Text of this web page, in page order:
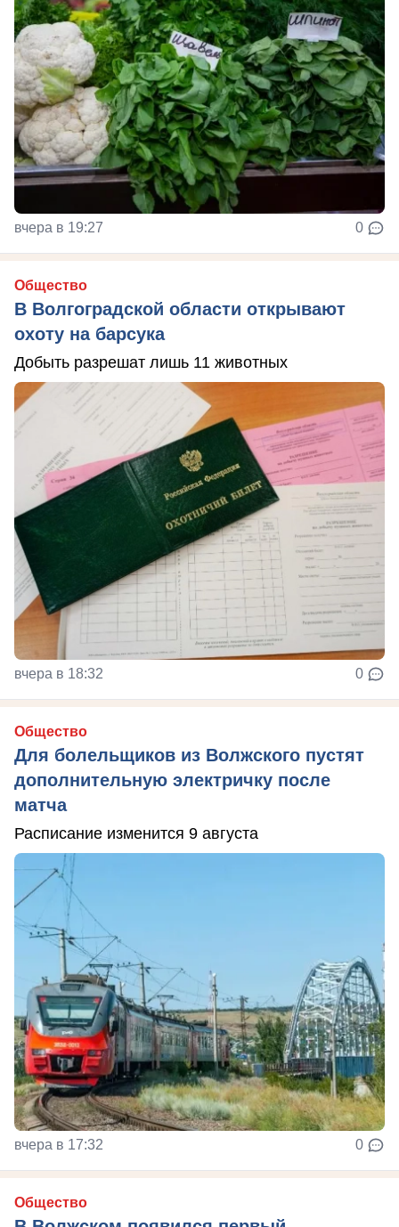
вчера в 19:27 0
Общество
В Волгоградской области открывают
охоту на барсука
Добыть разрешат лишь 11 животных
вчера в 18:32 0
Общество
Для болельщиков из Волжского пустят
дополнительную электричку после
матча
Расписание изменится 9 августа
вчера в 17:32 0
Общество